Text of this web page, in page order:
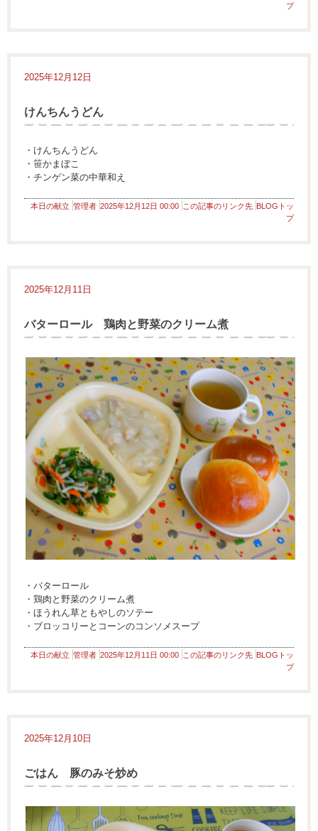
プ
2025年12月12日
けんちんうどん
・けんちんうどん
・笹かまぼこ
・チンゲン菜の中華和え
本日の献立 管理者 2025年12月12日 00:00 この記事のリンク先 BLOGトッ
プ
2025年12月11日
バターロール 鶏肉と野菜のクリーム煮
・バターロール
・鶏肉と野菜のクリーム煮
・ほうれん草ともやしのソテー
・ブロッコリーとコーンのコンソメスープ
本日の献立 管理者 2025年12月11日 00:00 この記事のリンク先 BLOGトッ
プ
2025年12月10日
ごはん 豚のみそ炒め